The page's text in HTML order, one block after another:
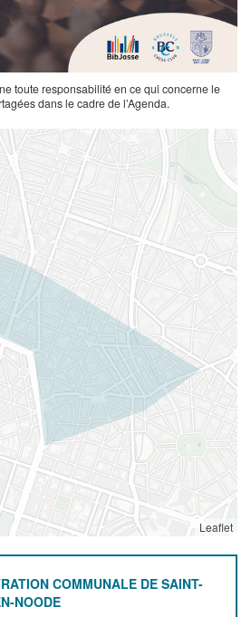
toute responsabilité en ce qui concerne le
dans le cadre de l’Agenda.
Leaflet
COMMUNALE DE SAINT-
NOODE